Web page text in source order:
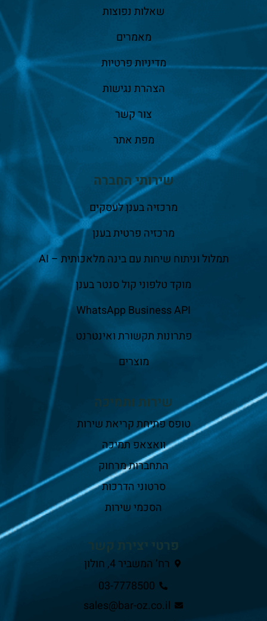
שאלות נפוצות
מאמרים
מדיניות פרטיות
הצהרת נגישות
צור קשר
מפת אתר
שירותי החברה
מרכזיה בענן לעסקים
מרכזיה פרטית בענן
תמלול וניתוח שיחות עם בינה מלאכותית – AI
מוקד טלפוני קול סנטר בענן
WhatsApp Business API
פתרונות תקשורת ואינטרנט
מוצרים
שירות ותמיכה
טופס פתיחת קריאת שירות
וואצאפ תמיכה
התחברות מרחוק
סרטוני הדרכות
הסכמי שירות
פרטי יצירת קשר
רח’ המשביר 4, חולון
03-7778500
sales@bar-oz.co.il